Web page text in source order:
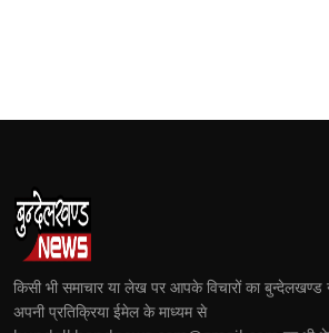
किसी भी समाचार या लेख पर आपके विचारों का
अपनी प्रतिक्रिया ईमेल के माध्यम से